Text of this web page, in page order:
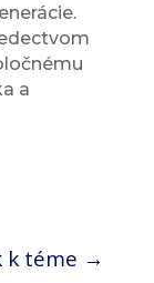
a
k téme →